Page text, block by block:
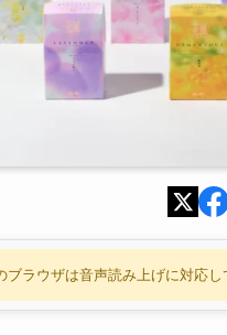
ブラウザは音声読み上げに対応し